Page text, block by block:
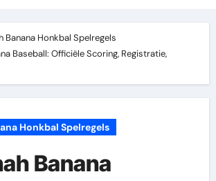
Banana Honkbal Spelregels
Baseball: Officiële Scoring, Registratie,
Honkbal Spelregels
Banana